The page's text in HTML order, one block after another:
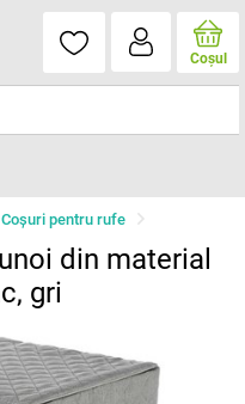
Coşul
Coşuri pentru rufe
din material
gri